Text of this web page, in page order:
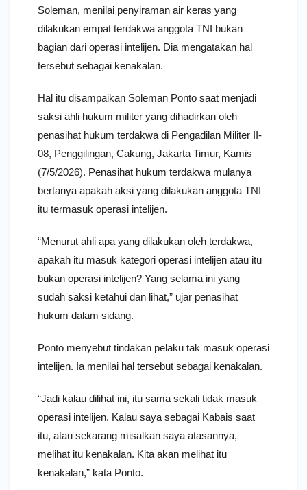
Soleman, menilai penyiraman air keras yang
dilakukan empat terdakwa anggota TNI bukan
bagian dari operasi intelijen. Dia mengatakan hal
tersebut sebagai kenakalan.
Hal itu disampaikan Soleman Ponto saat menjadi
saksi ahli hukum militer yang dihadirkan oleh
penasihat hukum terdakwa di Pengadilan Militer II-
08, Penggilingan, Cakung, Jakarta Timur, Kamis
(7/5/2026). Penasihat hukum terdakwa mulanya
bertanya apakah aksi yang dilakukan anggota TNI
itu termasuk operasi intelijen.
“Menurut ahli apa yang dilakukan oleh terdakwa,
apakah itu masuk kategori operasi intelijen atau itu
bukan operasi intelijen? Yang selama ini yang
sudah saksi ketahui dan lihat,” ujar penasihat
hukum dalam sidang.
Ponto menyebut tindakan pelaku tak masuk operasi
intelijen. Ia menilai hal tersebut sebagai kenakalan.
“Jadi kalau dilihat ini, itu sama sekali tidak masuk
operasi intelijen. Kalau saya sebagai Kabais saat
itu, atau sekarang misalkan saya atasannya,
melihat itu kenakalan. Kita akan melihat itu
kenakalan,” kata Ponto.